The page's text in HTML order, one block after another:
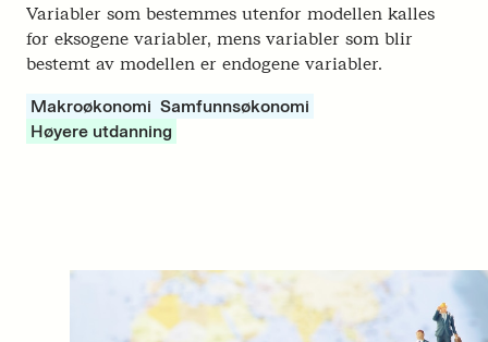
Variabler som bestemmes utenfor modellen kalles
for eksogene variabler, mens variabler som blir
bestemt av modellen er endogene variabler.
Makroøkonomi Samfunnsøkonomi
Høyere utdanning